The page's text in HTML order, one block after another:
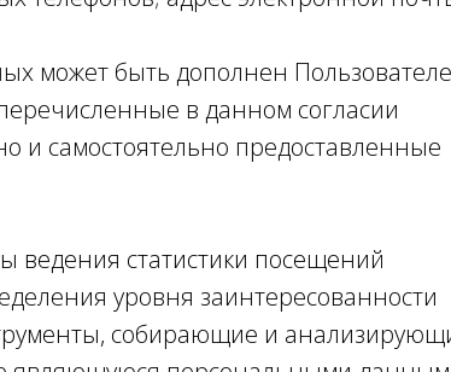
может быть дополнен
в данном согласии
и самостоятельно предоставленные
ведения статистики посещений
уровня заинтересованности
собирающие и